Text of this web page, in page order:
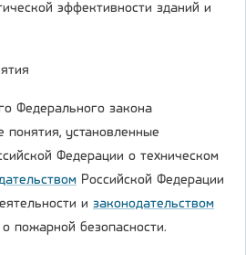
эффективности зданий и
Федерального закона
понятия, установленные
Федерации о техническом
Российской Федерации
и законодательством
пожарной безопасности.